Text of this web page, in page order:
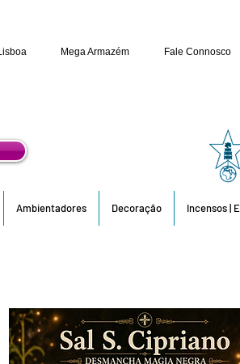
Mega Armazém Fale Connosco
Ambientadores Decoração Incensos |